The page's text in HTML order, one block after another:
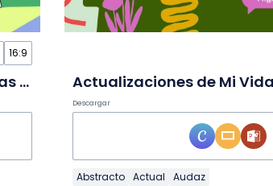
16:9
Habilidades de Presentación de Ventas en Diapositivas
Descargar
Abstracto Actual Audaz